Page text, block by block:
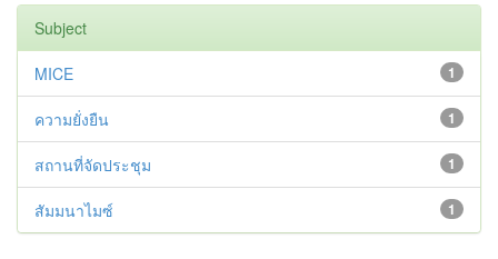
Subject
1
MICE
1
ความยั่งยืน
1
สถานที่จัดประชุม
1
สัมมนาไมซ์